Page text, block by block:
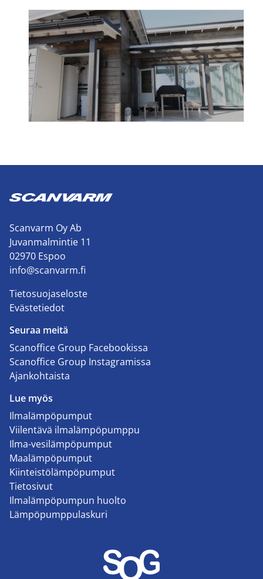
Scanvarm Oy Ab
Juvanmalmintie 11
02970 Espoo
info@scanvarm.fi
Tietosuojaseloste
Evästetiedot
Seuraa meitä
Scanoffice Group Facebookissa
Scanoffice Group Instagramissa
Ajankohtaista
Lue myös
Ilmalämpöpumput
Viilentävä ilmalämpöpumppu
Ilma-vesilämpöpumput
Maalämpöpumput
Kiinteistölämpöpumput
Tietosivut
Ilmalämpöpumpun huolto
Lämpöpumppulaskuri